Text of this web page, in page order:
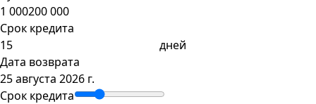
1 000200 000
Срок кредита
дней
Дата возврата
25 августа 2026 г.
Срок кредита